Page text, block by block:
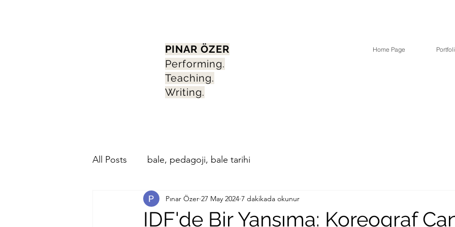
PINAR ÖZER
Performing.
Teaching.
Writing.
Home Page
All Posts bale, pedagoji, bale tarihi
IDF'de Bir Yansıma: Koreograf
Pınar Özer 27 May 2024 7 dakikada okunur